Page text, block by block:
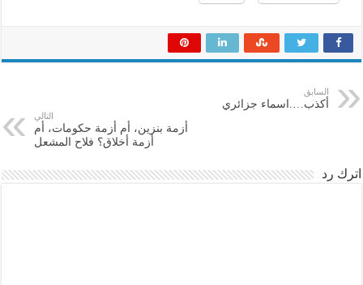
السابق
أكذب….اسماء جزائري
التالي
أزمة بنزين، أم أزمة حكومات، أم
أزمة أخلاق؟ فلاح المشعل
اترك رد